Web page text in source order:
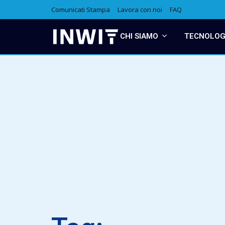
Comunicati Stampa Lavora con noi FAQ
CHI SIAMO